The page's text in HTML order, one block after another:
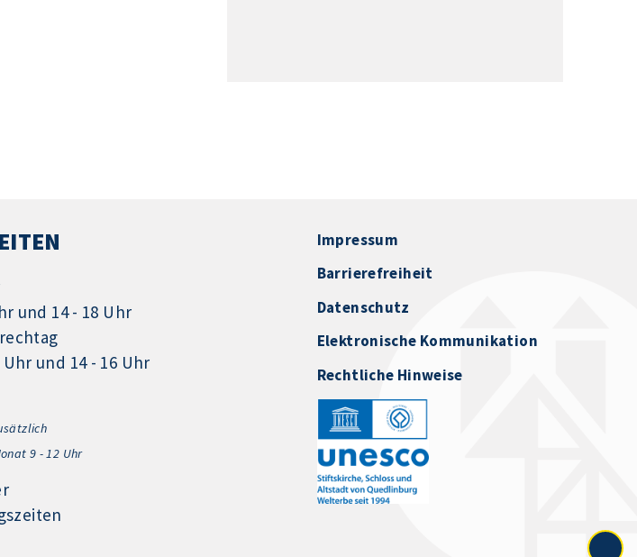
und 14 - 18 Uhr
und 14 - 16 Uhr
9 - 12 Uhr
Impressum
Barrierefreiheit
Datenschutz
Elektronische Kommunikation
Rechtliche Hinweise